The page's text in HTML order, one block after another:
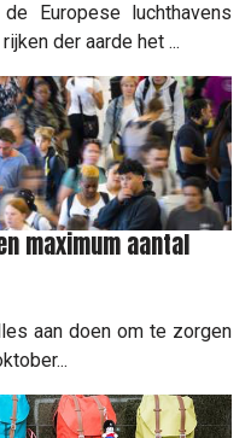
Europese luchthavens
der aarde het ...
maximum aantal
aan doen om te zorgen